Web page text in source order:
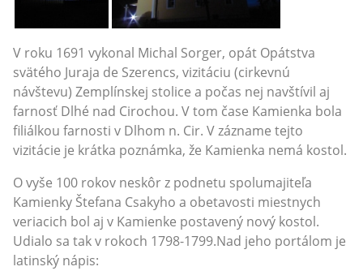
V roku 1691 vykonal Michal Sorger, opát Opátstva
svätého Juraja de Szerencs, vizitáciu (cirkevnú
návštevu) Zemplínskej stolice a počas nej navštívil aj
farnosť Dlhé nad Cirochou. V tom čase Kamienka bola
filiálkou farnosti v Dlhom n. Cir. V zázname tejto
vizitácie je krátka poznámka, že Kamienka nemá kostol.
O vyše 100 rokov neskôr z podnetu spolumajiteľa
Kamienky Štefana Csakyho a obetavosti miestnych
veriacich bol aj v Kamienke postavený nový kostol.
Udialo sa tak v rokoch 1798-1799.Nad jeho portálom je
latinský nápis: